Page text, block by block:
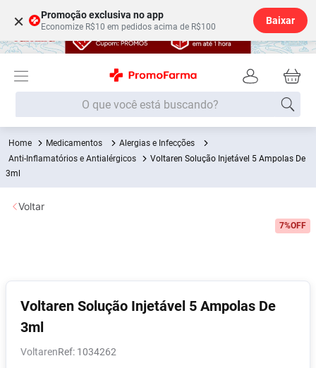
× Promoção exclusiva no app
Economize R$10 em pedidos acima de R$100
Baixar
O que você está buscando?
Medicamentos
Alergias e Infecções
Anti-Inflamatórios e Antialérgicos
Voltaren Solução Injetável 5 Ampolas De
3ml
7%OFF
Voltaren Solução Injetável 5 Ampolas De
3ml
Voltaren : 1034262
Voltar
Termos mais buscados
7º Desodorante
8
9º Lavitan